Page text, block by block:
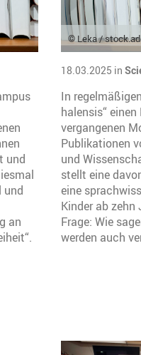
und
und
an
© Leka /
18.03.2025 in
In
halensis“
vergangenen
Publikationen
und
stellt eine
eine
Kinder ab
Frage: Wie
werden auch